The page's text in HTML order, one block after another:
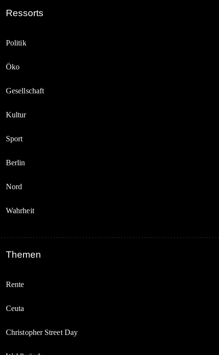
Ressorts
Politik
Öko
Gesellschaft
Kultur
Sport
Berlin
Nord
Wahrheit
Themen
Rente
Ceuta
Christopher Street Day